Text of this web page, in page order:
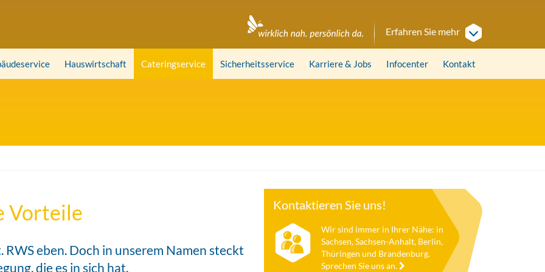
Erfahren Sie mehr
Hauswirtschaft Cateringservice Sicherheitsservice Karriere& Jobs Infocenter Kontakt
Vorteile
eben. Doch in unserem Namen steckt
die es in sich hat.
Kontaktieren Sie uns!
Wir sind immer in Ihrer Nähe: in
Sachsen, Sachsen-Anhalt, Berlin,
Thüringen und Brandenburg.
Sprechen Sie uns an.